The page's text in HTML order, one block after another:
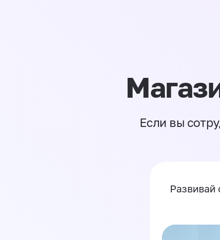
Если вы
Развивай